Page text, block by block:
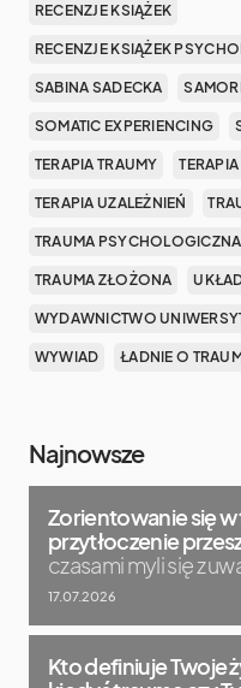
RECENZJE KSIĄŻEK
RECENZJE KSIĄŻEK
SABINA SADECKA
SOMATIC EXPERIENCING
TERAPIA TRAUMY
TERAPIA UZALEŻNIEŃ
TRAUMA PSYCHOLOGICZNA
TRAUMA ZŁOŻONA
WYDAWNICTWO
WYWIAD ŁADNIE O
Najnowsze
Zorientowanie się
przytłoczenie
czasami myli się z
17.07.2026
Kto definiuje Twoje